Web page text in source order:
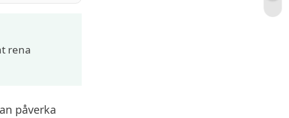
rena
påverka